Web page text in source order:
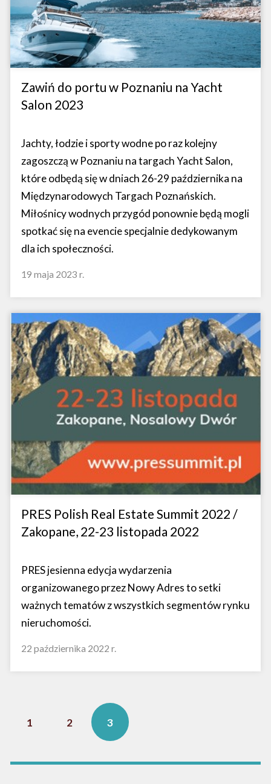
Zawiń do portu w Poznaniu na Yacht
Salon 2023
Jachty, łodzie i sporty wodne po raz kolejny
zagoszczą w Poznaniu na targach Yacht Salon,
które odbędą się w dniach 26-29 października na
Międzynarodowych Targach Poznańskich.
Miłośnicy wodnych przygód ponownie będą mogli
spotkać się na evencie specjalnie dedykowanym
dla ich społeczności.
19 maja 2023 r.
PRES Polish Real Estate Summit 2022 /
Zakopane, 22-23 listopada 2022
PRES jesienna edycja wydarzenia
organizowanego przez Nowy Adres to setki
ważnych tematów z wszystkich segmentów rynku
nieruchomości.
22 października 2022 r.
1 2 3